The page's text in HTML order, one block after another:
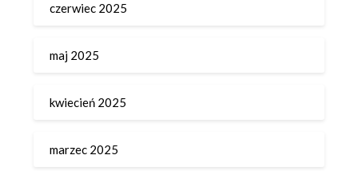
czerwiec 2025
maj 2025
kwiecień 2025
marzec 2025